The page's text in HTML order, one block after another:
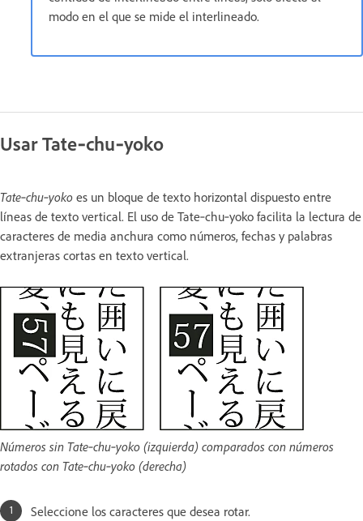
modo en el que se mide el interlineado.
Usar Tate‑chu‑yoko
Tate‑chu‑yoko es un bloque de texto horizontal dispuesto entre
líneas de texto vertical. El uso de Tate‑chu‑yoko facilita la lectura de
caracteres de media anchura como números, fechas y palabras
extranjeras cortas en texto vertical.
Números sin Tate‑chu‑yoko (izquierda) comparados con números
rotados con Tate‑chu‑yoko (derecha)
Seleccione los caracteres que desea rotar.